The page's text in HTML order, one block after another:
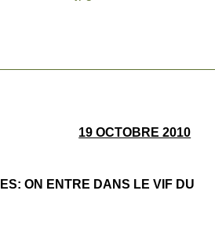
19 OCTOBRE 2010
ENTRE DANS LE VIF DU